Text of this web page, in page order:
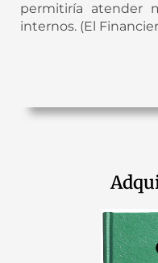
permitiría atender
internos. (El